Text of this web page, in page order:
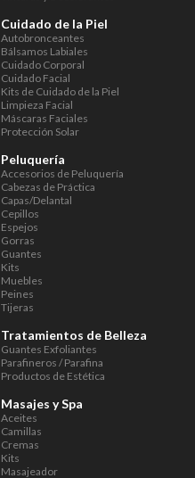
Cuidado de la Piel
Autobronceantes
Bálsamos Labiales
Cuidado Corporal
Cuidado Facial
Kits de Cuidado de la Piel
Limpieza Facial
Máscaras Faciales
Protección Solar
Peluquería
Accesorios de Peluquería
Cabezas de Práctica
Capas/Delantal
Cepillos
Espejos
Gorras
Guantes
Kits
Muebles
Peines
Tijeras
Tratamientos de Belleza
Guantes Exfoliantes
Parafineros / Parafina
Productos de Estética
Masajes y Spa
Aceites
Camillas
Cremas
Kits
Masajeador